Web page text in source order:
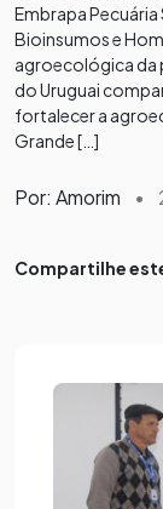
Embrapa Pecuária
Bioinsumos e
agroecológica da
do Uruguai
fortalecer a
Grande […]
Por: Amorim •
Compartilhe